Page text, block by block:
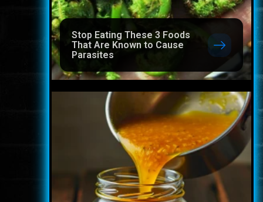
Stop Eating These 3 Foods
That Are Known to Cause
Parasites